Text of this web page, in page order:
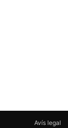
Avís legal